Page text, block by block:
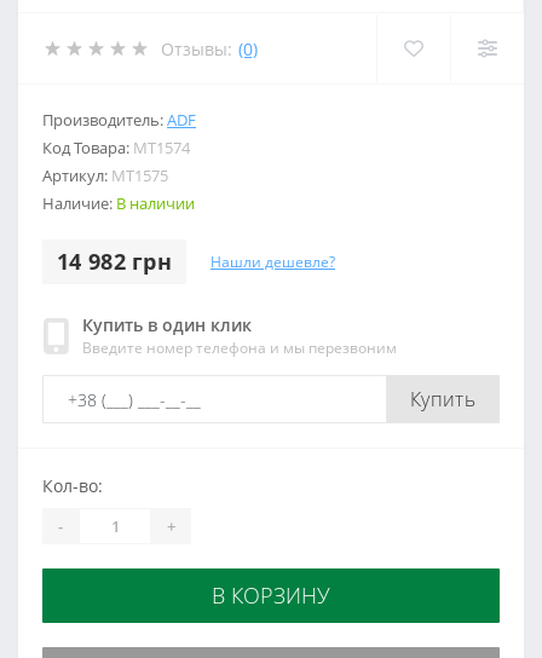
Отзывы: (0)
Производитель:ADF
Код Товара: МТ1574
Артикул: МТ1575
Наличие: В наличии
14 982 грн Нашли дешевле?
Купить в один клик
Введите номер телефона и мы перезвоним
Купить
Кол-во:
- +
В КОРЗИНУ